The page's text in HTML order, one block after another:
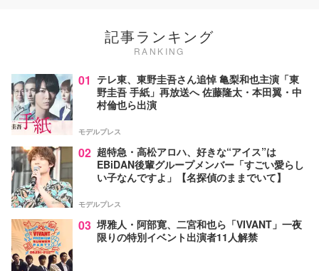
記事ランキング
RANKING
01 テレ東、東野圭吾さん追悼 亀梨和也主演「東
野圭吾 手紙」再放送へ 佐藤隆太・本田翼・中
村倫也ら出演
モデルプレス
02 超特急・高松アロハ、好きな“アイス”は
EBiDAN後輩グループメンバー「すごい愛らし
い子なんですよ」【名探偵のままでいて】
モデルプレス
03 堺雅人・阿部寛、二宮和也ら「VIVANT」一夜
限りの特別イベント出演者11人解禁